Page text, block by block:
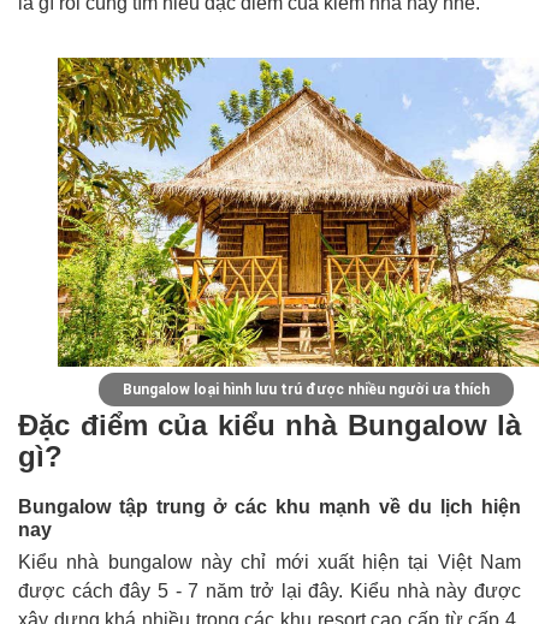
Bungalow loại hình lưu trú được nhiều người ưa thích
Đặc điểm của kiểu nhà Bungalow là
gì?
Bungalow tập trung ở các khu mạnh về du lịch hiện
nay
Kiểu nhà bungalow này chỉ mới xuất hiện tại Việt Nam
được cách đây 5 - 7 năm trở lại đây. Kiểu nhà này được